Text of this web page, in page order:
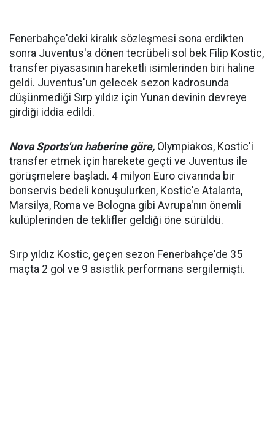
Fenerbahçe'deki kiralık sözleşmesi sona erdikten
sonra Juventus'a dönen tecrübeli sol bek Filip Kostic,
transfer piyasasının hareketli isimlerinden biri haline
geldi. Juventus'un gelecek sezon kadrosunda
düşünmediği Sırp yıldız için Yunan devinin devreye
girdiği iddia edildi.
Nova Sports'un haberine göre, Olympiakos, Kostic'i
transfer etmek için harekete geçti ve Juventus ile
görüşmelere başladı. 4 milyon Euro civarında bir
bonservis bedeli konuşulurken, Kostic'e Atalanta,
Marsilya, Roma ve Bologna gibi Avrupa'nın önemli
kulüplerinden de teklifler geldiği öne sürüldü.
Sırp yıldız Kostic, geçen sezon Fenerbahçe'de 35
maçta 2 gol ve 9 asistlik performans sergilemişti.